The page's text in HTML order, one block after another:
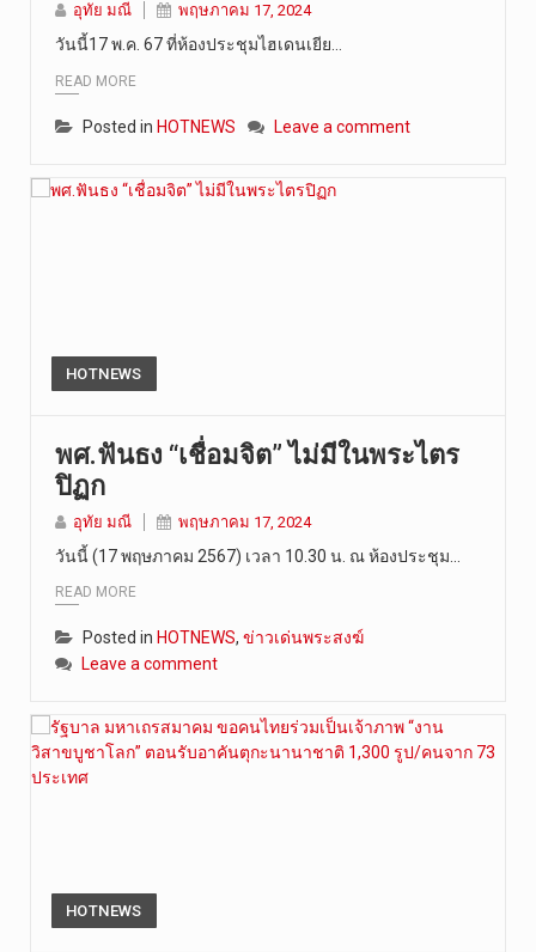
การประกาศใ…
อุทัย มณี พฤษภาคม 17, 2024
วันนี้17 พ.ค. 67 ที่ห้องประชุมไฮเดนเยีย…
READ MORE
Posted in HOTNEWS Leave a comment
HOTNEWS
พศ.ฟันธง “เชื่อมจิต” ไม่มีในพระไตร
ปิฏก
อุทัย มณี พฤษภาคม 17, 2024
วันนี้ (17 พฤษภาคม 2567) เวลา 10.30 น. ณ ห้องประชุม…
READ MORE
Posted in HOTNEWS, ข่าวเด่นพระสงฆ์
Leave a comment
HOTNEWS